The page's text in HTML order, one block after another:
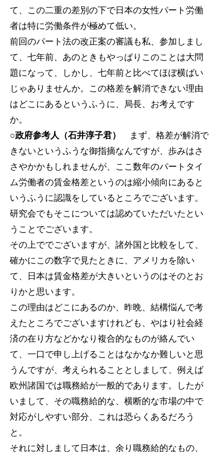
て、この二重の差別の下で日本の女性パート労働
者は特に労働条件が極めて低い。
前回のパート法の改正案の審議も私、参加しまし
て、七年前、あのときもやっぱりこのことは大問
題になって、しかし、七年前と比べてほぼ横ばい
じゃありませんか。この格差を解消できない理由
はどこにあるというふうに、局長、お考えです
か。
○政府参考人（石井淳子君）
まず、格差が解消で
きないというふうな御指摘なんですが、歩みはさ
さやかかもしれませんが、ここ数年のパートタイ
ム労働者の賃金格差というのは縮小傾向にあると
いうふうに認識をしているところでございます。
研究会でもそこについては認めていただいたとい
うことでございます。
その上ででございますが、諸外国と比較をして、
確かにこの数字で見たときに、アメリカを除い
て、日本は賃金格差が大きいというのはそのとお
りかと思います。
この理由はどこにあるのか、昨晩、結構悩んで考
えたところでございますけれども、やはり社会経
済の在り方などかなり複合的なものが絡んでい
て、一口で申し上げることはなかなか難しいと思
うんですが、考えられることとしまして、例えば
欧州諸国では職務給が一般的であります。したが
いまして、その職務給的な、横断的な市場の中で
対応がしやすい部分、これは恐らくあるだろう
と。
それに対しまして日本は、余り職務給的なもの、